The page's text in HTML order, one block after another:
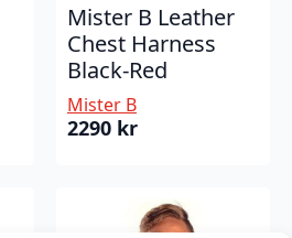
Mister B Leather
Chest Harness
Black-Red
Mister B
2290 kr